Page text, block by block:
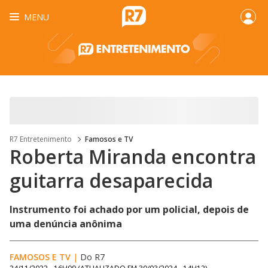
MENU
R7 Entretenimento Famosos e TV
Roberta Miranda encontra
guitarra desaparecida
Instrumento foi achado por um policial, depois de
uma denúncia anônima
FAMOSOS E TV | Do R7